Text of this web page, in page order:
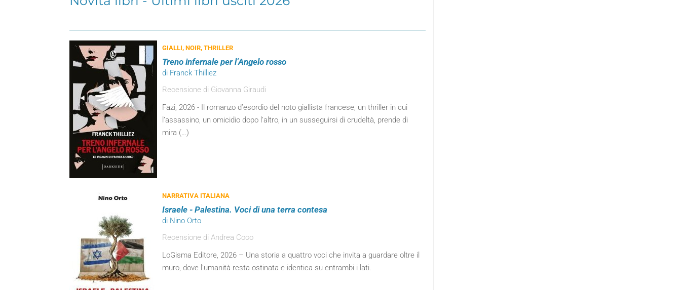
GIALLI, NOIR, THRILLER
Treno infernale per l’Angelo rosso
di Franck Thilliez
Recensione di Giovanna Giraudi
Fazi, 2026 - Il romanzo d’esordio del noto giallista francese, un thriller in cui
l’assassino, un omicidio dopo l’altro, in un susseguirsi di crudeltà, prende di
mira (…)
NARRATIVA ITALIANA
Israele - Palestina. Voci di una terra contesa
di Nino Orto
Recensione di Andrea Coco
LoGisma Editore, 2026 – Una storia a quattro voci che invita a guardare oltre il
muro, dove l’umanità resta ostinata e identica su entrambi i lati.